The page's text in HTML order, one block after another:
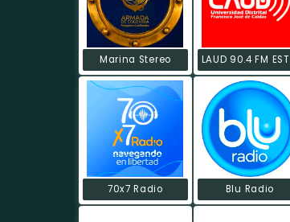
Marina Stereo
70x7 Radio Blu Radio